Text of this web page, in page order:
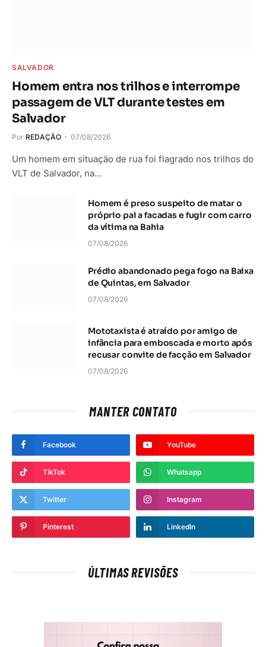
SALVADOR
Homem entra nos trilhos e interrompe
passagem de VLT durante testes em
Salvador
Por REDAÇÃO 07/08/2026
Um homem em situação de rua foi flagrado nos trilhos do
VLT de Salvador, na…
Homem é preso suspeito de matar o
próprio pai a facadas e fugir com carro
da vítima na Bahia
07/08/2026
Prédio abandonado pega fogo na Baixa
de Quintas, em Salvador
07/08/2026
Mototaxista é atraído por amigo de
infância para emboscada e morto após
recusar convite de facção em Salvador
07/08/2026
MANTER CONTATO
Facebook YouTube
TikTok Whatsapp
Twitter Instagram
Pinterest LinkedIn
ÚLTIMAS REVISÕES